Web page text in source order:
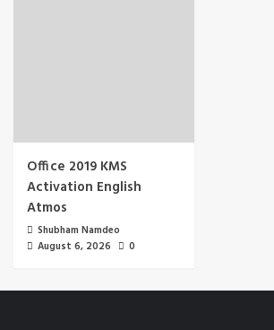
Office 2019 KMS
Activation English
Atmos
Shubham Namdeo
August 6, 2026
0